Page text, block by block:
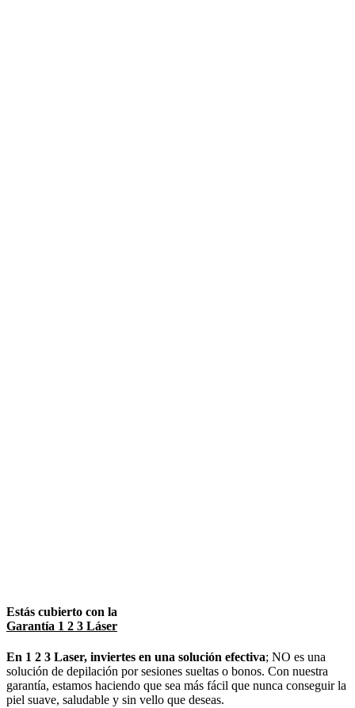
Estás cubierto con la
Garantía 1 2 3 Láser
En 1 2 3 Laser, inviertes en una solución efectiva; NO es una
solución de depilación por sesiones sueltas o bonos. Con nuestra
garantía, estamos haciendo que sea más fácil que nunca conseguir la
piel suave, saludable y sin vello que deseas.